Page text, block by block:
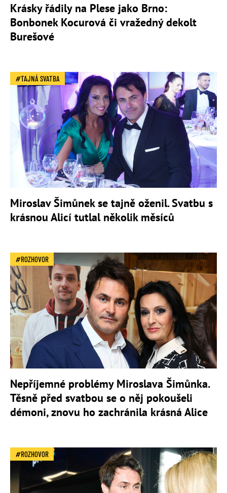
Krásky řádily na Plese jako Brno:
Bonbonek Kocurová či vražedný dekolt
Burešové
TAJNÁ SVATBA
Miroslav Šimůnek se tajně oženil. Svatbu s
krásnou Alicí tutlal několik měsíců
ROZHOVOR
Nepříjemné problémy Miroslava Šimůnka.
Těsně před svatbou se o něj pokoušeli
démoni, znovu ho zachránila krásná Alice
ROZHOVOR